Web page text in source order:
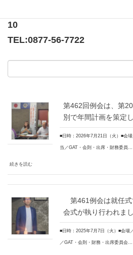
10
TEL:0877-56-7722
第462回例会は、第
別で年間計画を策定
■日時：2026年7月21日（火）■会
当／GAT・会則・出席・財務委員…
続きを読む
第461例会は就任式
会式が執り行われまし
■日時：2025年7月7日（火）■会場
／GAT・会則・財務・出席委員会…